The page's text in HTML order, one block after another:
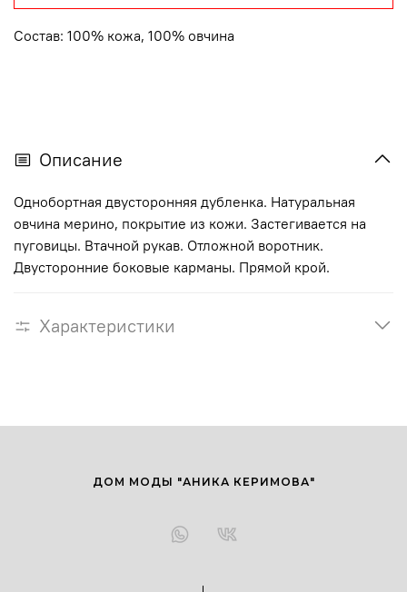
Состав: 100% кожа, 100% овчина
Описание
Однобортная двусторонняя дубленка. Натуральная
овчина мерино, покрытие из кожи. Застегивается на
пуговицы. Втачной рукав. Отложной воротник.
Двусторонние боковые карманы. Прямой крой.
Характеристики
ДОМ МОДЫ "АНИКА КЕРИМОВА"